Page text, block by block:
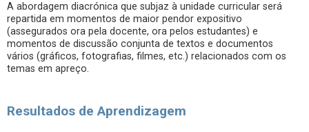
A abordagem diacrónica que subjaz à unidade curricular será
repartida em momentos de maior pendor expositivo
(assegurados ora pela docente, ora pelos estudantes) e
momentos de discussão conjunta de textos e documentos
vários (gráficos, fotografias, filmes, etc.) relacionados com os
temas em apreço.
Resultados de Aprendizagem